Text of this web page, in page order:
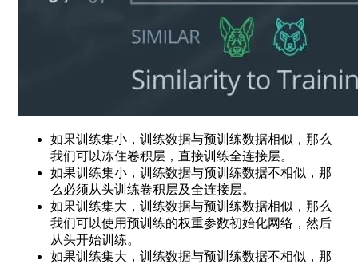
如果训练集小，训练数据与预训练数据相似，那么
我们可以冻住卷积层，直接训练全连接层。
如果训练集小，训练数据与预训练数据不相似，那
么必须从头训练卷积层及全连接层。
如果训练集大，训练数据与预训练数据相似，那么
我们可以使用预训练的权重参数初始化网络，然后
从头开始训练。
如果训练集大，训练数据与预训练数据不相似，那